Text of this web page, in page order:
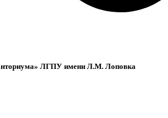
ЛГПУ имени Л.М. Лоповка